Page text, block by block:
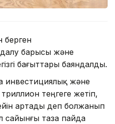
берген
барысы және
бағыттары баяндалды.
инвестициялық және
теңгеге жетіп,
артады деп болжанып
сайынғы таза пайда